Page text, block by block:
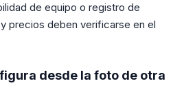
de equipo o registro de
precios deben verificarse en el
desde la foto de otra